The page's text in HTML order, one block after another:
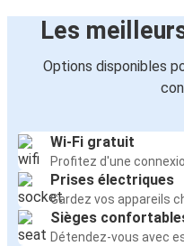
Paris
Paris
Macerata
Palerme
Macerata
Macerata
Montpellier
Les
Options disponibles
Wi-Fi gratuit
Profitez d'une
Prises électriques
Gardez vos appareils
Sièges
Détendez-vous avec